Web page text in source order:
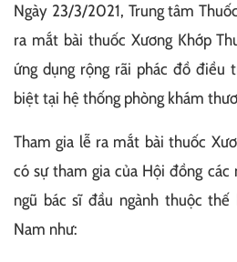
Ngày 23/3/2021, Trung tâm
ra mắt bài thuốc Xương Khớp
ứng dụng rộng rãi phác đồ điều
biệt tại hệ thống phòng khám
Tham gia lễ ra mắt bài thuốc
có sự tham gia của Hội đồng
ngũ bác sĩ đầu ngành thuộc thế
Nam như: